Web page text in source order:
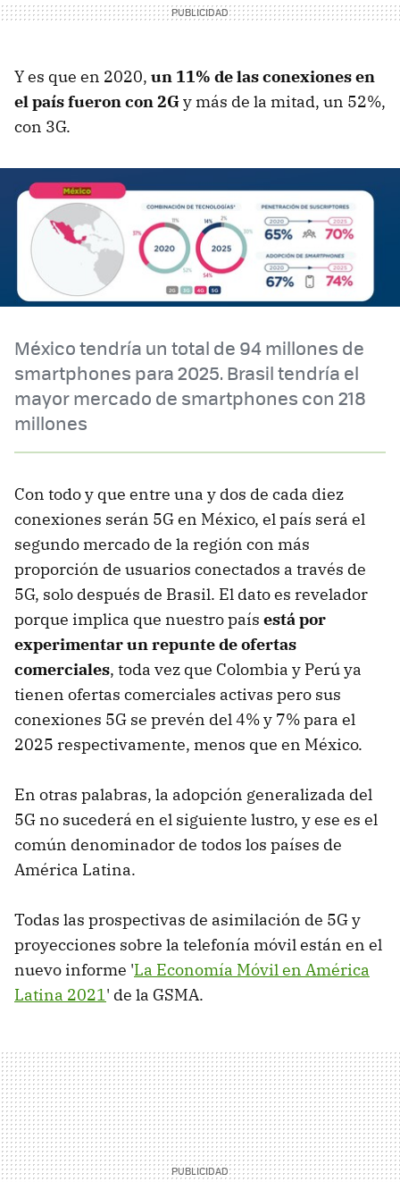
Y es que en 2020, un 11% de las conexiones en
el país fueron con 2Gy más de la mitad, un 52%,
con 3G.
México tendría un total de 94 millones de
smartphones para 2025. Brasil tendría el
mayor mercado de smartphones con 218
millones
Con todo y que entre una y dos de cada diez
conexiones serán 5G en México, el país será el
segundo mercado de la región con más
proporción de usuarios conectados a través de
5G, solo después de Brasil. El dato es revelador
porque implica que nuestro país está por
experimentar un repunte de ofertas
comerciales, toda vez que Colombia y Perú ya
tienen ofertas comerciales activas pero sus
conexiones 5G se prevén del 4% y 7% para el
2025 respectivamente, menos que en México.
En otras palabras, la adopción generalizada del
5G no sucederá en el siguiente lustro, y ese es el
común denominador de todos los países de
América Latina.
Todas las prospectivas de asimilación de 5G y
proyecciones sobre la telefonía móvil están en el
nuevo informe 'La Economía Móvil en América
Latina 2021' de la GSMA.